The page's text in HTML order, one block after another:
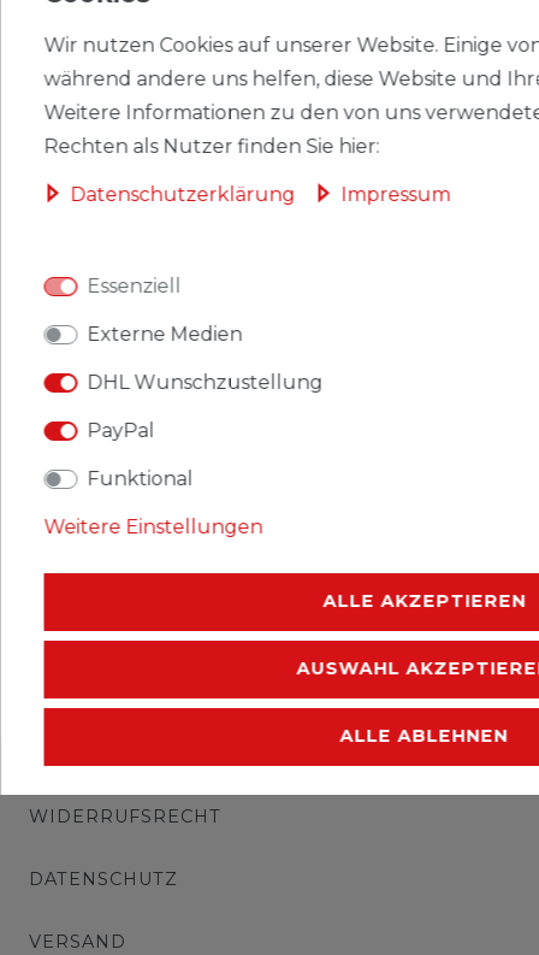
HERSTELLER
Briefmarken Britische Gebiete Antarktis 1994 Mi 231-
234 (kompl.Ausg.) postfrisch Antarktisforschung
Gebiet: Britische Gebiete Antarktis
Ausgabeanlass: 1994 Antarktisforschung
Titel: 231-234 (kompl.Ausg.)
Katalognummern: 231,232,233,234
Ausgabejahr: 1994
WIDERRUFSRECHT
DATENSCHUTZ
VERSAND
Wir nutzen Cookies auf unserer Website. Einige
während andere uns helfen, diese Website und
Weitere Informationen zu den von uns
Rechten als Nutzer finden Sie hier:
Daten­schutz­erklärung Impressum
Essenziell
Externe Medien
DHL Wunschzustellung
PayPal
Funktional
Weitere Einstellungen
ALLE AKZEPTIEREN
AUSWAHL
ALLE ABLEHNEN